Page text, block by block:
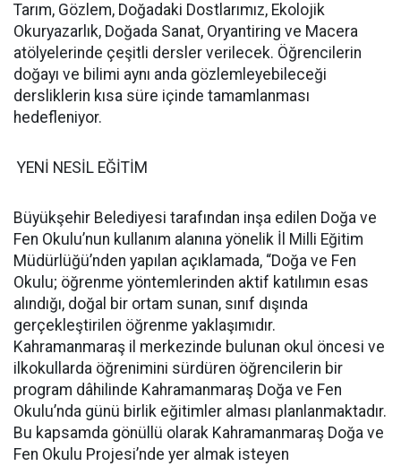
Tarım, Gözlem, Doğadaki Dostlarımız, Ekolojik
Okuryazarlık, Doğada Sanat, Oryantiring ve Macera
atölyelerinde çeşitli dersler verilecek. Öğrencilerin
doğayı ve bilimi aynı anda gözlemleyebileceği
dersliklerin kısa süre içinde tamamlanması
hedefleniyor.
YENİ NESİL EĞİTİM
Büyükşehir Belediyesi tarafından inşa edilen Doğa ve
Fen Okulu’nun kullanım alanına yönelik İl Milli Eğitim
Müdürlüğü’nden yapılan açıklamada, “Doğa ve Fen
Okulu; öğrenme yöntemlerinden aktif katılımın esas
alındığı, doğal bir ortam sunan, sınıf dışında
gerçekleştirilen öğrenme yaklaşımıdır.
Kahramanmaraş il merkezinde bulunan okul öncesi ve
ilkokullarda öğrenimini sürdüren öğrencilerin bir
program dâhilinde Kahramanmaraş Doğa ve Fen
Okulu’nda günü birlik eğitimler alması planlanmaktadır.
Bu kapsamda gönüllü olarak Kahramanmaraş Doğa ve
Fen Okulu Projesi’nde yer almak isteyen